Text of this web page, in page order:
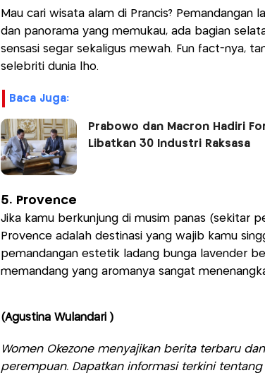
Mau cari wisata alam di Prancis? Pemandangan
dan panorama yang memukau, ada bagian
sensasi segar sekaligus mewah. Fun fact-nya,
selebriti dunia lho.
Baca Juga:
Prabowo dan Macron Hadiri
Libatkan 30 Industri Raksasa
5. Provence
Jika kamu berkunjung di musim panas (sekitar
Provence adalah destinasi yang wajib kamu
pemandangan estetik ladang bunga lavender
memandang yang aromanya sangat
(Agustina Wulandari )
Women Okezone menyajikan berita terbaru
perempuan. Dapatkan informasi terkini tentang